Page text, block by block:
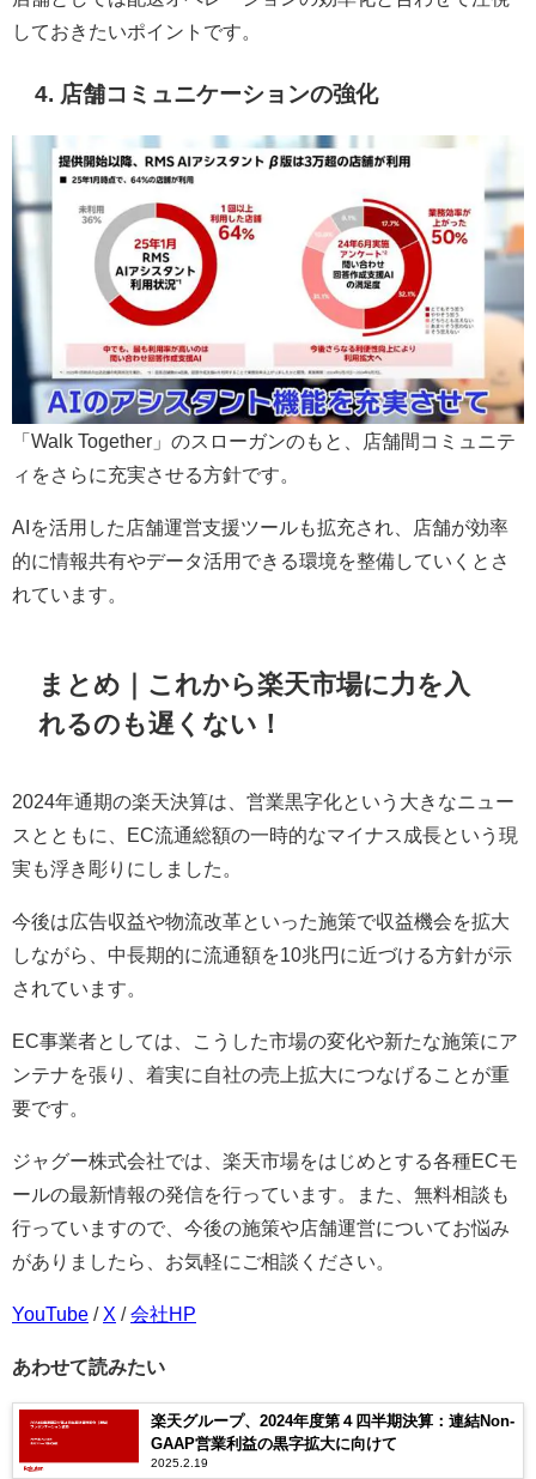
しておきたいポイントです。
4. 店舗コミュニケーションの強化
「Walk Together」のスローガンのもと、店舗間コミュニテ
ィをさらに充実させる方針です。
AIを活用した店舗運営支援ツールも拡充され、店舗が効率
的に情報共有やデータ活用できる環境を整備していくとさ
れています。
まとめ｜これから楽天市場に力を入
れるのも遅くない！
2024年通期の楽天決算は、営業黒字化という大きなニュー
スとともに、EC流通総額の一時的なマイナス成長という現
実も浮き彫りにしました。
今後は広告収益や物流改革といった施策で収益機会を拡大
しながら、中長期的に流通額を10兆円に近づける方針が示
されています。
EC事業者としては、こうした市場の変化や新たな施策にア
ンテナを張り、着実に自社の売上拡大につなげることが重
要です。
ジャグー株式会社では、楽天市場をはじめとする各種ECモ
ールの最新情報の発信を行っています。また、無料相談も
行っていますので、今後の施策や店舗運営についてお悩み
がありましたら、お気軽にご相談ください。
YouTube / X /会社HP
あわせて読みたい
楽天グループ、2024年度第４四半期決算：連結Non-
GAAP営業利益の黒字拡大に向けて
2025.2.19